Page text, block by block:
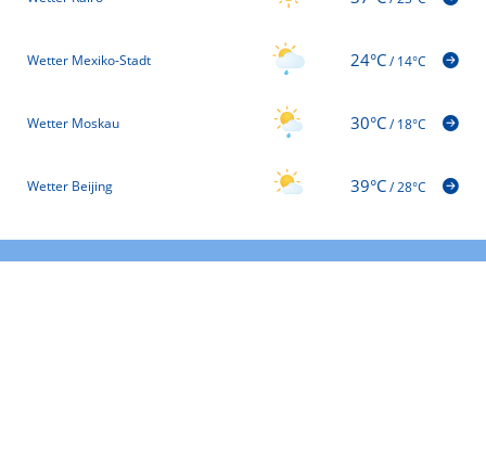
Wetter Mexiko-Stadt 24°C/14°C
Wetter Moskau 30°C/18°C
Wetter Beijing 39°C/28°C